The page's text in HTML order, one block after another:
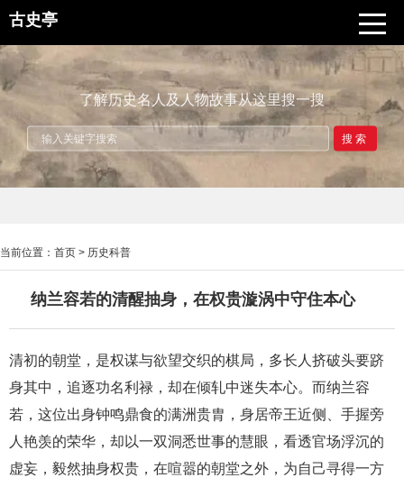
古史亭
了解历史名人及人物故事从这里搜一搜
搜索
当前位置： 首页 > 历史科普
纳兰容若的清醒抽身，在权贵漩涡中守住本心
清初的朝堂，是权谋与欲望交织的棋局，多长人挤破头要跻
身其中，追逐功名利禄，却在倾轧中迷失本心。而纳兰容
若，这位出身钟鸣鼎食的满洲贵胄，身居帝王近侧、手握旁
人艳羡的荣华，却以一双洞悉世事的慧眼，看透官场浮沉的
虚妄，毅然抽身权贵，在喧嚣的朝堂之外，为自己寻得一方